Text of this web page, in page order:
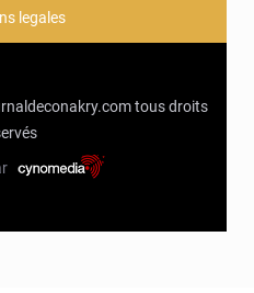
legales
tous droits